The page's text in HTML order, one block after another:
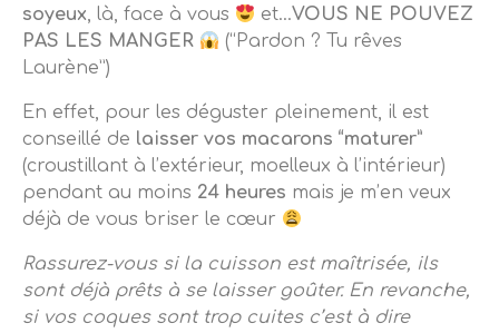
soyeux, là, face à vous et…VOUS NE POUVEZ
PAS LES MANGER
(“Pardon ? Tu rêves
Laurène”)
En effet, pour les déguster pleinement, il est
conseillé de laisser vos macarons “maturer”
(croustillant à l’extérieur, moelleux à l’intérieur)
pendant au moins 24 heures mais je m’en veux
déjà de vous briser le cœur
Rassurez-vous si la cuisson est maîtrisée, ils
sont déjà prêts à se laisser goûter. En revanche,
si vos coques sont trop cuites c’est à dire